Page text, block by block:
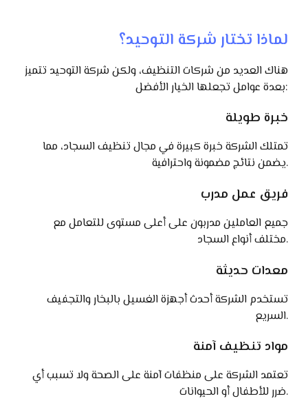
لماذا تختار شركة التوحيد؟
هناك العديد من شركات التنظيف، ولكن شركة التوحيد تتميز
بعدة عوامل تجعلها الخيار الأفضل:
خبرة طويلة
تمتلك الشركة خبرة كبيرة في مجال تنظيف السجاد، مما
يضمن نتائج مضمونة واحترافية.
فريق عمل مدرب
جميع العاملين مدربون على أعلى مستوى للتعامل مع
مختلف أنواع السجاد.
معدات حديثة
تستخدم الشركة أحدث أجهزة الغسيل بالبخار والتجفيف
السريع.
مواد تنظيف آمنة
تعتمد الشركة على منظفات آمنة على الصحة ولا تسبب أي
ضرر للأطفال أو الحيوانات.